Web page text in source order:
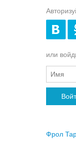
или
Фрол